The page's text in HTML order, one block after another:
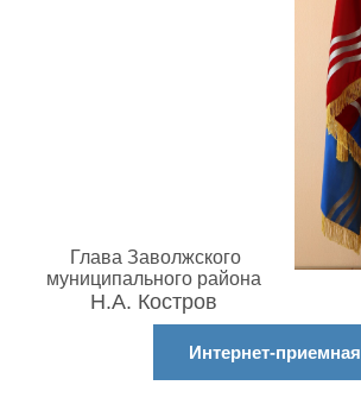
Глава Заволжского
муниципального района
Н.А. Костров
Интернет-приемная